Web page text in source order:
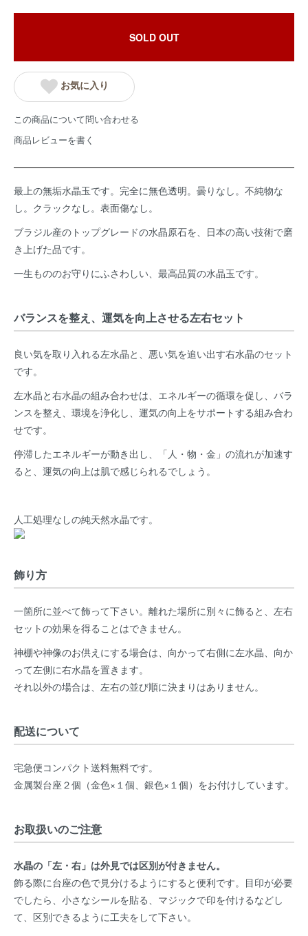
SOLD OUT
お気に入り
この商品について問い合わせる
商品レビューを書く
最上の無垢水晶玉です。完全に無色透明。曇りなし。不純物な
し。クラックなし。表面傷なし。
ブラジル産のトップグレードの水晶原石を、日本の高い技術で磨
き上げた品です。
一生もののお守りにふさわしい、最高品質の水晶玉です。
バランスを整え、運気を向上させる左右セット
良い気を取り入れる左水晶と、悪い気を追い出す右水晶のセット
です。
左水晶と右水晶の組み合わせは、エネルギーの循環を促し、バラ
ンスを整え、環境を浄化し、運気の向上をサポートする組み合わ
せです。
停滞したエネルギーが動き出し、「人・物・金」の流れが加速す
ると、運気の向上は肌で感じられるでしょう。
人工処理なしの純天然水晶です。
飾り方
一箇所に並べて飾って下さい。離れた場所に別々に飾ると、左右
セットの効果を得ることはできません。
神棚や神像のお供えにする場合は、向かって右側に左水晶、向か
って左側に右水晶を置きます。
それ以外の場合は、左右の並び順に決まりはありません。
配送について
宅急便コンパクト送料無料です。
金属製台座２個（金色×１個、銀色×１個）をお付けしています。
お取扱いのご注意
水晶の「左・右」は外見では区別が付きません。
飾る際に台座の色で見分けるようにすると便利です。目印が必要
でしたら、小さなシールを貼る、マジックで印を付けるなどし
て、区別できるように工夫をして下さい。